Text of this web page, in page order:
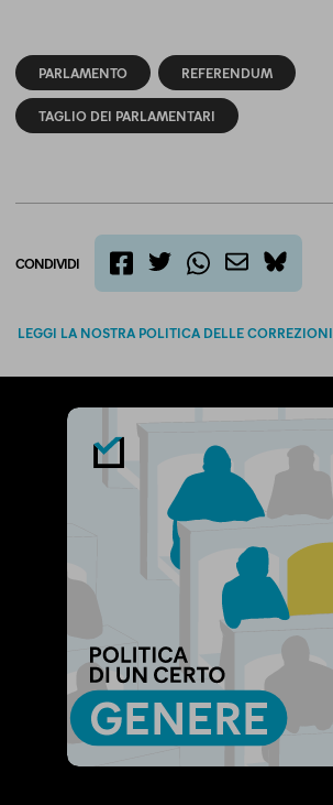
PARLAMENTO REFERENDUM
TAGLIO DEI PARLAMENTARI
CONDIVIDI
bluesky
LEGGI LA NOSTRA POLITICA DELLE CORREZIONI